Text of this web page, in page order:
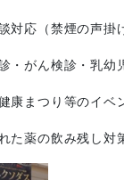
禁煙の声掛け、
検診・乳幼児健
つり等のイベン
の飲み残し対